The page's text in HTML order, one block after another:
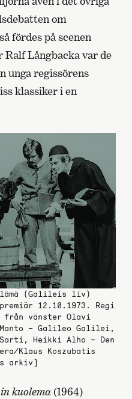
om
fördes på scenen
Ralf Långbacka var de
unga regissörens
klassiker i en
(Galileis liv)
12.10.1973. Regi
från vänster Olavi
– Galileo Galilei,
Heikki Alho – Den
Klaus Koszubatis
arkiv]
kuolema(1964)